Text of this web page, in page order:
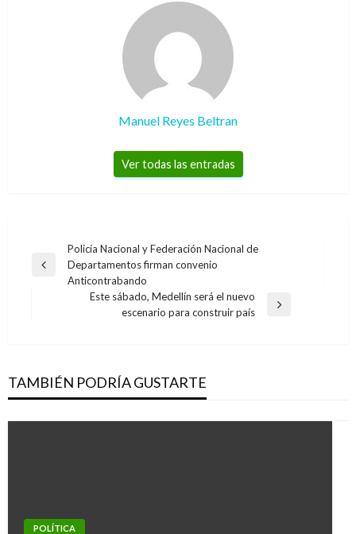
Manuel Reyes Beltran
Ver todas las entradas
Navegación
de
entradas
Entrada
anterior
Policía Nacional y Federación Nacional de
Departamentos firman convenio
Anticontrabando
Este sábado, Medellín será el nuevo
escenario para construir país
TAMBIÉN PODRÍA GUSTARTE
POLÍTICA